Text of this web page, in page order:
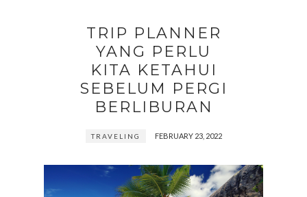
TRIP PLANNER
YANG PERLU
KITA KETAHUI
SEBELUM PERGI
BERLIBURAN
TRAVELING FEBRUARY 23, 2022